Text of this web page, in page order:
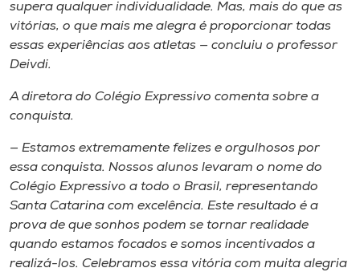
supera qualquer individualidade. Mas, mais do que as
vitórias, o que mais me alegra é proporcionar todas
essas experiências aos atletas — concluiu o professor
Deivdi.
A diretora do Colégio Expressivo comenta sobre a
conquista.
— Estamos extremamente felizes e orgulhosos por
essa conquista. Nossos alunos levaram o nome do
Colégio Expressivo a todo o Brasil, representando
Santa Catarina com excelência. Este resultado é a
prova de que sonhos podem se tornar realidade
quando estamos focados e somos incentivados a
realizá-los. Celebramos essa vitória com muita alegria